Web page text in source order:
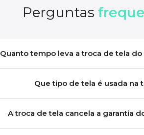
Perguntas
Quanto tempo leva a troca de tela do
Que tipo de tela é usada na
A troca de tela cancela a garantia